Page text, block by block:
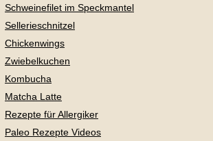
Schweinefilet im Speckmantel
Sellerieschnitzel
Chickenwings
Zwiebelkuchen
Kombucha
Matcha Latte
Rezepte für Allergiker
Paleo Rezepte Videos